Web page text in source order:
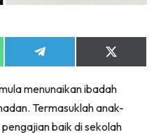
Share
on
Share
on
(Twitter)
menunaikan ibadah
Termasuklah anak-
baik di sekolah